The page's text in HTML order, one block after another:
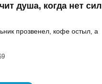
душа, когда нет сил
прозвенел, кофе остыл, а